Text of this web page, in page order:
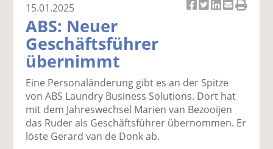
uf
F
ac
e
wi
tt
er
n
uf
Li
n
k
er
E
m
ai
ck
n
15.01.2025
ABS: Neuer
Geschäftsführer
übernimmt
Eine Personaländerung gibt es an der Spitze
von ABS Laundry Business Solutions. Dort hat
mit dem Jahreswechsel Marien van Bezooijen
das Ruder als Geschäftsführer übernommen. Er
löste Gerard van de Donk ab.